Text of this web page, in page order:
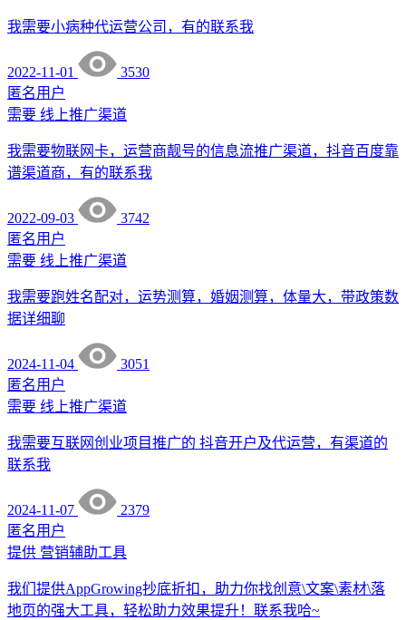
我需要小病种代运营公司，有的联系我
2022-11-01
3530
匿名用户
需要 线上推广渠道
我需要物联网卡，运营商靓号的信息流推广渠道，抖音百度靠
谱渠道商，有的联系我
2022-09-03
3742
匿名用户
需要 线上推广渠道
我需要跑姓名配对，运势测算，婚姻测算，体量大，带政策数
据详细聊
2024-11-04
3051
匿名用户
需要 线上推广渠道
我需要互联网创业项目推广的 抖音开户及代运营，有渠道的
联系我
2024-11-07
2379
匿名用户
提供 营销辅助工具
我们提供AppGrowing抄底折扣，助力你找创意\文案\素材\落
地页的强大工具，轻松助力效果提升！联系我哈~